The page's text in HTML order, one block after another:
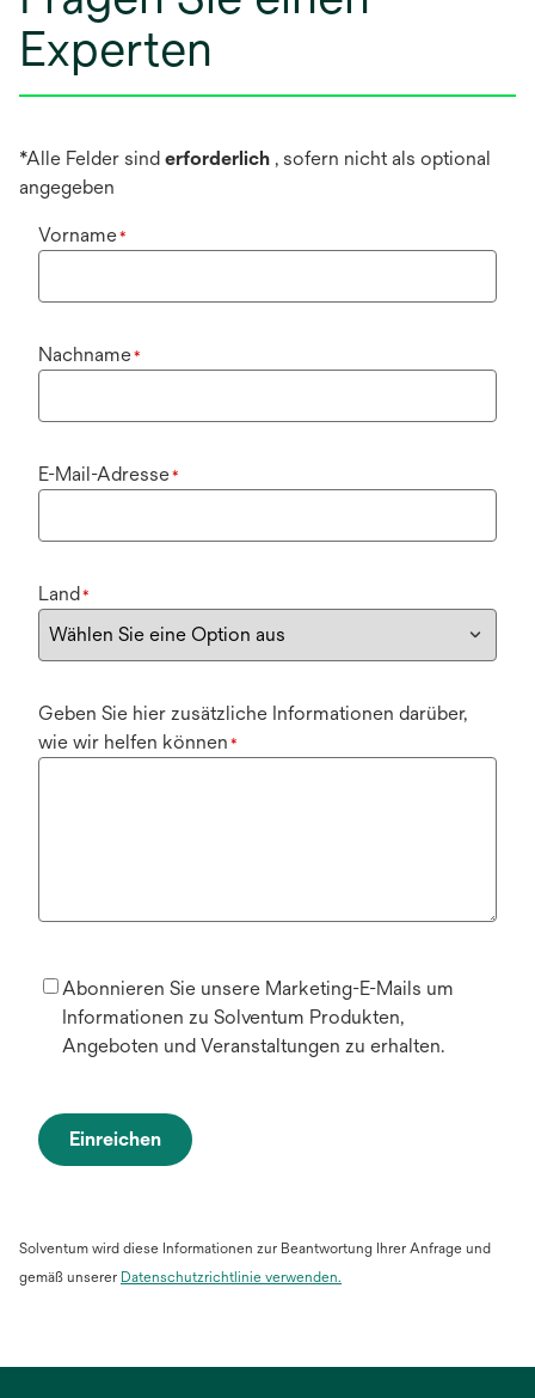
Experten
*Alle Felder sind erforderlich , sofern nicht als optional
angegeben
Vorname*
Nachname*
E-Mail-Adresse*
Land*
Geben Sie hier zusätzliche Informationen darüber,
wie wir helfen können *
Abonnieren Sie unsere Marketing-E-Mails um
Informationen zu Solventum Produkten,
Angeboten und Veranstaltungen zu erhalten.
Einreichen
Solventum wird diese Informationen zur Beantwortung Ihrer Anfrage und
gemäß unserer Datenschutzrichtlinie verwenden.